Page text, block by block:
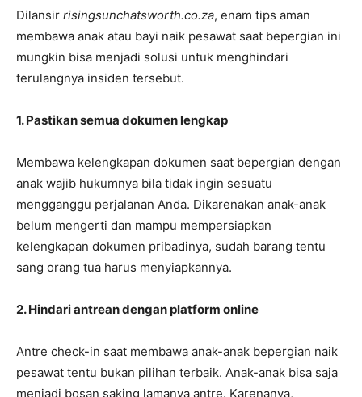
Dilansir risingsunchatsworth.co.za, enam tips aman
membawa anak atau bayi naik pesawat saat bepergian ini
mungkin bisa menjadi solusi untuk menghindari
terulangnya insiden tersebut.
1. Pastikan semua dokumen lengkap
Membawa kelengkapan dokumen saat bepergian dengan
anak wajib hukumnya bila tidak ingin sesuatu
mengganggu perjalanan Anda. Dikarenakan anak-anak
belum mengerti dan mampu mempersiapkan
kelengkapan dokumen pribadinya, sudah barang tentu
sang orang tua harus menyiapkannya.
2. Hindari antrean dengan platform online
Antre check-in saat membawa anak-anak bepergian naik
pesawat tentu bukan pilihan terbaik. Anak-anak bisa saja
menjadi bosan saking lamanya antre. Karenanya,